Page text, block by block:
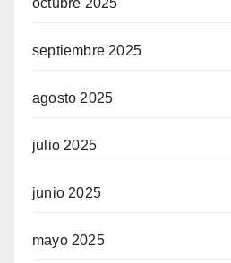
octubre 2025
septiembre 2025
agosto 2025
julio 2025
junio 2025
mayo 2025